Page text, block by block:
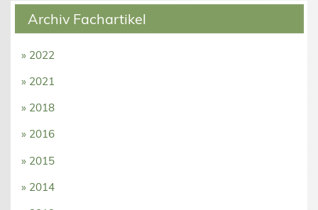
Archiv Fachartikel
» 2022
» 2021
» 2018
» 2016
» 2015
» 2014